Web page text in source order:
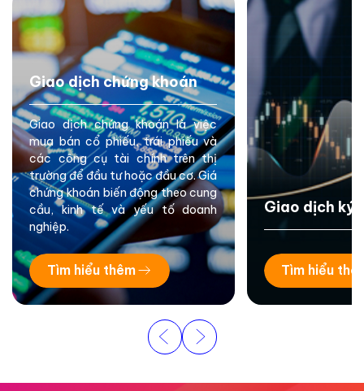
Giao dịch chứng khoán
Giao dịch chứng khoán là việc
mua bán cổ phiếu, trái phiếu và
các công cụ tài chính trên thị
trường để đầu tư hoặc đầu cơ. Giá
chứng khoán biến động theo cung
cầu, kinh tế và yếu tố doanh
nghiệp.
Tìm hiểu thêm
Giao dịch ký
Tìm hiểu